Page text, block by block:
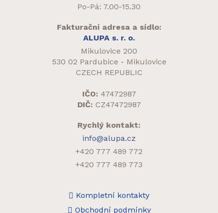
Po-Pá: 7.00-15.30
Fakturační adresa a sídlo:
ALUPA s. r. o.
Mikulovice 200
530 02 Pardubice - Mikulovice
CZECH REPUBLIC
IČO: 47472987
DIČ: CZ47472987
Rychlý kontakt:
info@alupa.cz
+420 777 489 772
+420 777 489 773
Kompletní kontakty
Obchodní podmínky